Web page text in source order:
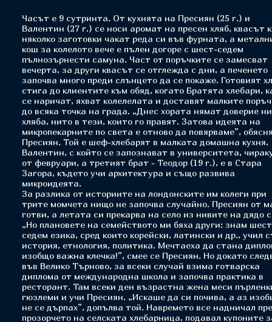
Часът е 9 сутринта. От кухнята на Пресиян (25 г.) и
Валентин (27 г.) се носи аромат на пресен хляб, квасът
няколко заготовки чакат реда си във фурната, а
кош за колелото вече е пълен догоре с шест-седем
пълнозърнести самуна. Част от поръчките се замесват
вечерта, за други квасът се отглежда с дни, а печенето
започва много преди слънцето да се покаже. Готовият
стига до клиентите към обяд, когато Братята хлебари,
се наричат, яхват колелелата и доставят малките
до всяка точка на града. „Днес хората нямат доверие
хляба, нито в тези, които го правят. Затова идеята на
микропекарните по света е отново да повярваме”,
Пресиян. Той е шеф-хлебарят в малката домашна кухня,
Валентин, с който се запознават в университета,
от февруари, а третият брат - Теодор (19 г.), е в Стара
Загора, където учи архитектура и също развива
микроидеята.
За разлика от историите на лондонските им колеги при
трите момчета нищо не започва случайно. Пресиян от
готви, а летата си прекарва на село из нивите на дядо
„Но плановете на семейството ми бяха други: знам
седем езика, сред които корейски, латински и др., учил
история, етнология, политика. Мечтаеха да стана
изобщо важна клечка!”, смее се Пресиян. Но докато
във Велико Търново, за всеки случай взима готварска
диплома от международна школа и започва практика в
ресторант. Там всеки ден възрастна жена меси
гюзлеми и учи Пресиян. „Искаше да си почива, а аз
не се дърпах”, допълва той. Навремето все надничал
прозорчето на селската хлебарница, подавал купоните